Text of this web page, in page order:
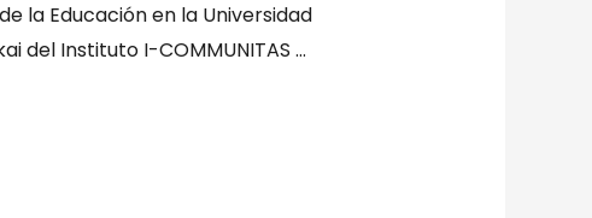
la Educación en la Universidad
del Instituto I-COMMUNITAS …